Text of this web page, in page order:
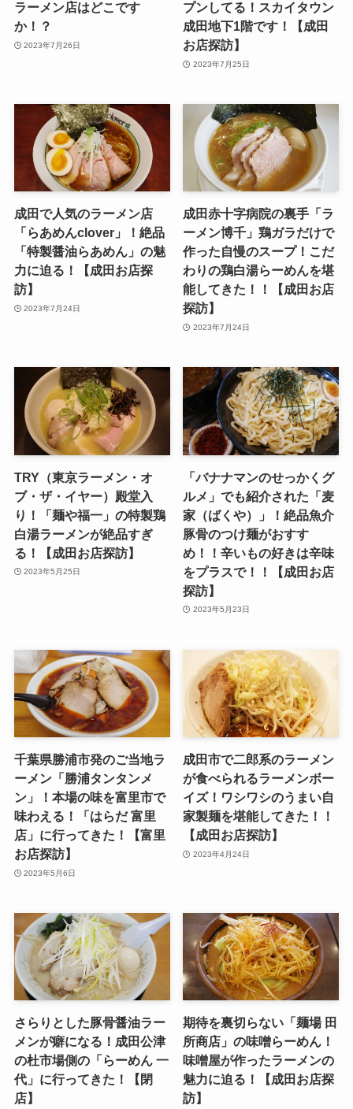
ラーメン店はどこです
か！？
2023年7月26日
プンしてる！スカイタウン
成田地下1階です！【成田
お店探訪】
2023年7月25日
成田で人気のラーメン店
「らあめんclover」！絶品
「特製醤油らあめん」の魅
力に迫る！【成田お店探
訪】
2023年7月24日
成田赤十字病院の裏手「ラ
ーメン博千」鶏ガラだけで
作った自慢のスープ！こだ
わりの鶏白湯らーめんを堪
能してきた！！【成田お店
探訪】
2023年7月24日
TRY（東京ラーメン・オ
ブ・ザ・イヤー）殿堂入
り！「麺や福一」の特製鶏
白湯ラーメンが絶品すぎ
る！【成田お店探訪】
2023年5月25日
「バナナマンのせっかくグ
ルメ」でも紹介された「麦
家（ばくや）」！絶品魚介
豚骨のつけ麺がおすす
め！！辛いもの好きは辛味
をプラスで！！【成田お店
探訪】
2023年5月23日
千葉県勝浦市発のご当地ラ
ーメン「勝浦タンタンメ
ン」！本場の味を富里市で
味わえる！「はらだ 富里
店」に行ってきた！【富里
お店探訪】
2023年5月6日
成田市で二郎系のラーメン
が食べられるラーメンボー
イズ！ワシワシのうまい自
家製麺を堪能してきた！！
【成田お店探訪】
2023年4月24日
さらりとした豚骨醤油ラー
メンが癖になる！成田公津
の杜市場側の「らーめん 一
代」に行ってきた！【閉
店】
期待を裏切らない「麺場 田
所商店」の味噌らーめん！
味噌屋が作ったラーメンの
魅力に迫る！【成田お店探
訪】